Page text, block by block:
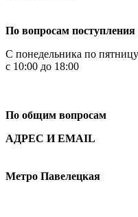
По вопросам поступления
С понедельника по пятницу
с 10:00 до 18:00
По общим вопросам
АДРЕС И EMAIL
Метро Павелецкая